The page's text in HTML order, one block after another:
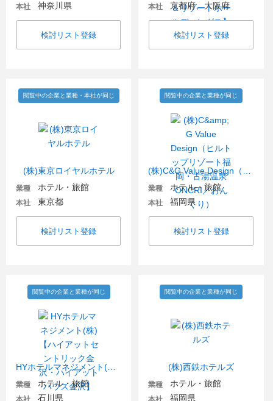
本社 神奈川県
検討リスト登録
本社 京都府、大阪府
検討リスト登録
(株)東京ロイヤルホテル
閲覧中の企業と業種・本社が同じ
業種 ホテル・旅館
本社 東京都
検討リスト登録
閲覧中の企業と業種が同じ
業種 ホテル・旅館
本社 福岡県
検討リスト登録
閲覧中の企業と業種が同じ
業種 ホテル・旅館
本社 石川県
(株)西鉄ホテルズ
閲覧中の企業と業種が同じ
業種 ホテル・旅館
本社 福岡県